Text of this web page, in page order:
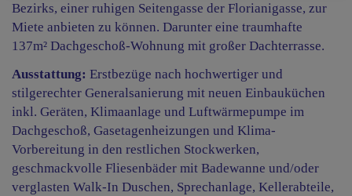
Bezirks, einer ruhigen Seitengasse der Florianigasse, zur
Miete anbieten zu können. Darunter eine traumhafte
137m² Dachgeschoß-Wohnung mit großer Dachterrasse.
Ausstattung: Erstbezüge nach hochwertiger und
stilgerechter Generalsanierung mit neuen Einbauküchen
inkl. Geräten, Klimaanlage und Luftwärmepumpe im
Dachgeschoß, Gasetagenheizungen und Klima-
Vorbereitung in den restlichen Stockwerken,
geschmackvolle Fliesenbäder mit Badewanne und/oder
verglasten Walk-In Duschen, Sprechanlage, Kellerabteile,